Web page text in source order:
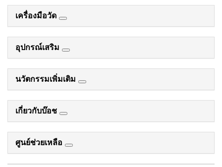
เครื่องมือวัด
อุปกรณ์เสริม
นวัตกรรมเพิ่มเติม
เกี่ยวกับบ๊อช
ศูนย์ช่วยเหลือ